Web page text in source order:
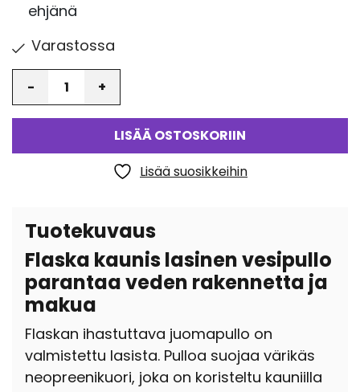
ehjänä
Varastossa
LISÄÄ OSTOSKORIIN
Lisää suosikkeihin
Tuotekuvaus
Flaska kaunis lasinen vesipullo
parantaa veden rakennetta ja
makua
Flaskan ihastuttava juomapullo on
valmistettu lasista. Pulloa suojaa värikäs
neopreenikuori, joka on koristeltu kauniilla